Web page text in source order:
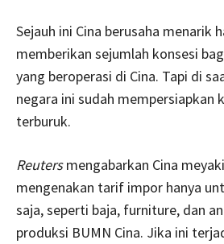
Sejauh ini Cina berusaha menarik
memberikan sejumlah konsesi
yang beroperasi di Cina. Tapi di
negara ini sudah mempersiapkan
terburuk.
Reutersmengabarkan Cina
mengenakan tarif impor hanya
saja, seperti baja, furniture, dan
produksi BUMN Cina. Jika ini